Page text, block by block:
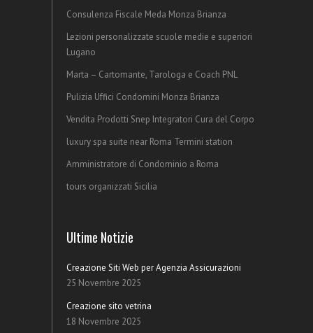
Consulenza Fiscale Meda Monza Brianza
Lezioni personalizzate scuole medie e superiori
Lugano
Marta – Cartomante, Tarologa e Coach PNL
Pulizia Uffici Condomini Monza Brianza
Vendita Prodotti Snep Integratori Cura del Corpo
luxury spa suite near Roma Termini station
Amministratore di Condominio a Roma
tours organizzati Sicilia
Ultime Notizie
Creazione Siti Web per Agenzia Assicurazioni
25 Novembre 2025
Creazione sito vetrina
18 Novembre 2025